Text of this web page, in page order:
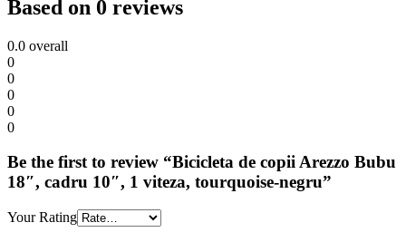
Based on 0 reviews
0.0 overall
0
0
0
0
0
Be the first to review “Bicicleta de copii Arezzo Bubu
18″, cadru 10″, 1 viteza, tourquoise-negru”
Your Rating